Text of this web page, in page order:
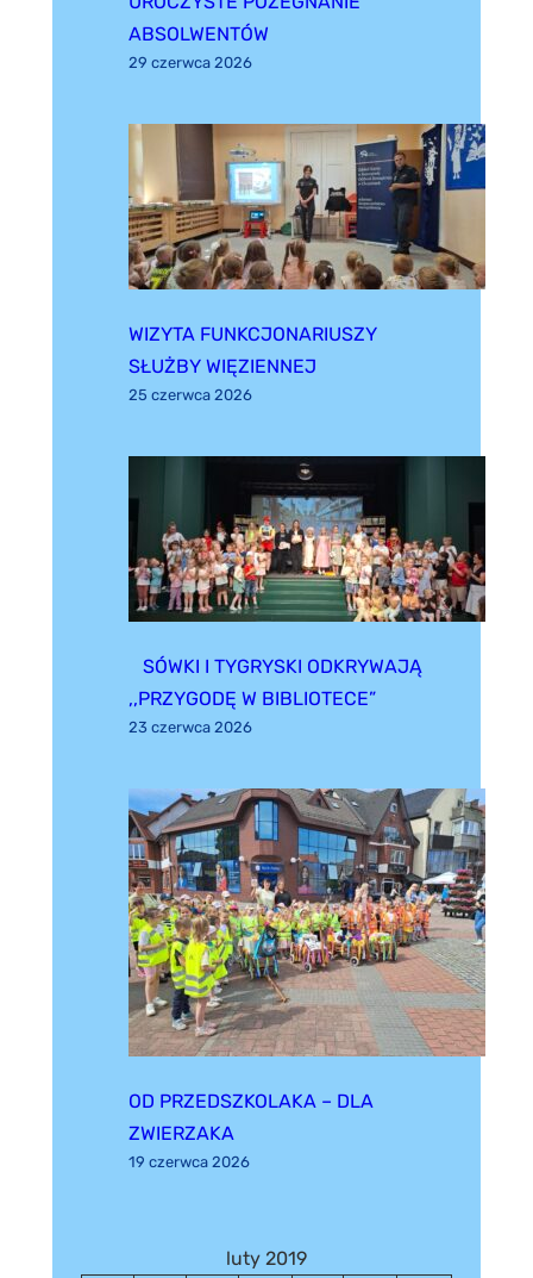
ABSOLWENTÓW
29 czerwca 2026
WIZYTA FUNKCJONARIUSZY
SŁUŻBY WIĘZIENNEJ
25 czerwca 2026
SÓWKI I TYGRYSKI ODKRYWAJĄ
,,PRZYGODĘ W BIBLIOTECE”
23 czerwca 2026
OD PRZEDSZKOLAKA – DLA
ZWIERZAKA
19 czerwca 2026
luty 2019